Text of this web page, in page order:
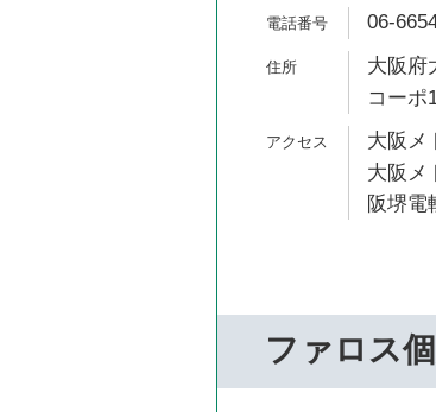
06-
大阪府
コーポ
大阪メ
大阪メ
阪堺電
ファロス